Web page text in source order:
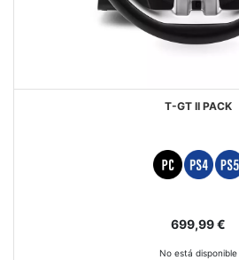
T-GT II PACK
699,99 €
No está disponible